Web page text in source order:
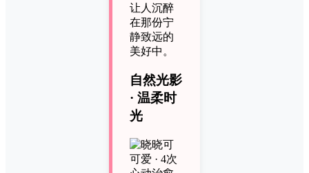
让人沉醉
在那份宁
静致远的
美好中。
自然光影
· 温柔时
光